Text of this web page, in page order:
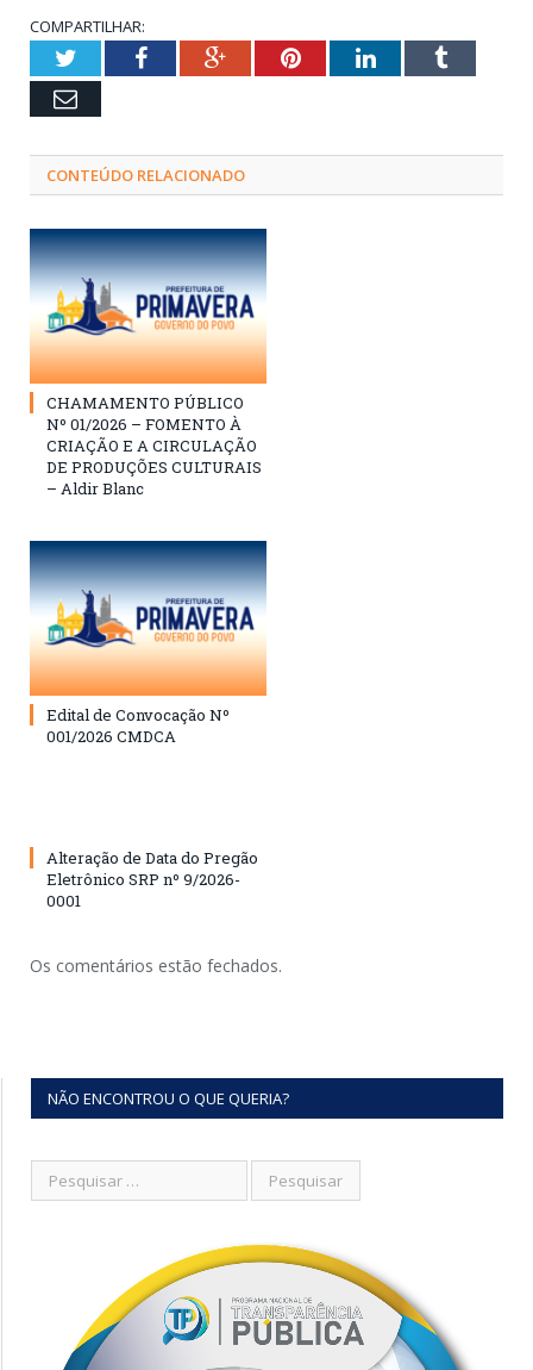
COMPARTILHAR:
TwitterFacebookGoogle+PinterestLinkedInTumblr
Email
CONTEÚDO RELACIONADO
CHAMAMENTO PÚBLICO
Nº 01/2026 – FOMENTO À
CRIAÇÃO E A CIRCULAÇÃO
DE PRODUÇÕES CULTURAIS
– Aldir Blanc
Edital de Convocação Nº
001/2026 CMDCA
Alteração de Data do Pregão
Eletrônico SRP nº 9/2026-
0001
Os comentários estão fechados.
NÃO ENCONTROU O QUE QUERIA?